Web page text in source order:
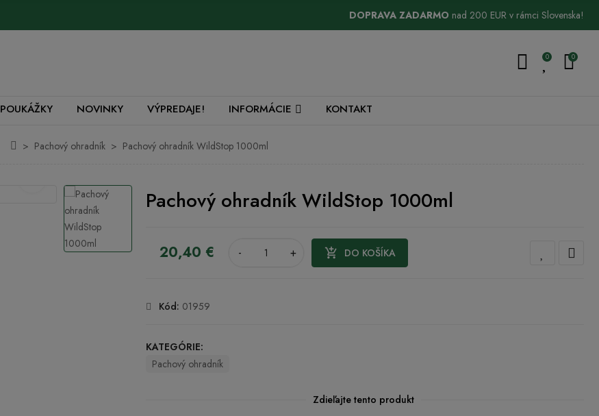
DOPRAVA ZADARMO nad 200 EUR v rámci Slovenska!
0 0
POUKÁŽKY NOVINKY VÝPREDAJE! INFORMÁCIE KONTAKT
Pachový ohradník Pachový ohradník WildStop 1000ml
Pachový ohradník WildStop 1000ml
20,40 € - +  DO KOŠÍKA
Kód: 01959
KATEGÓRIE:
Pachový ohradník
Zdieľajte tento produkt